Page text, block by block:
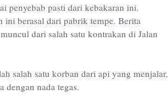
penyebab pasti dari kebakaran ini.
ini berasal dari pabrik tempe. Berita
dari salah satu kontrakan di Jalan
salah satu korban dari api yang menjalar,
dengan nada tegas.